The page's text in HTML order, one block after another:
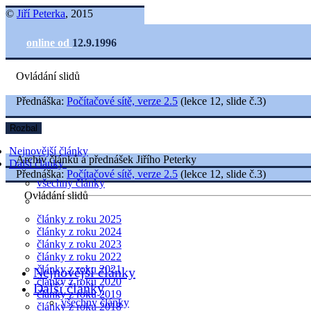
© Jiří Peterka, 2015
online od 12.9.1996
Ovládání slidů
Nejnovější články
Další články
všechny články
články z roku 2025
články z roku 2024
články z roku 2023
články z roku 2022
články z roku 2021
články z roku 2020
články z roku 2019
články z roku 2018
Přednáška: Počítačové sítě, verze 2.5 (lekce 12, slide č.3)
Rozbal
Archiv článků a přednášek Jiřího Peterky
Přednáška: Počítačové sítě, verze 2.5 (lekce 12, slide č.3)
Ovládání slidů
Nejnovější články
Další články
všechny články